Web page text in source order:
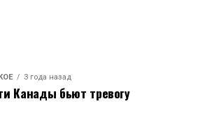
3 года назад
Канады бьют тревогу